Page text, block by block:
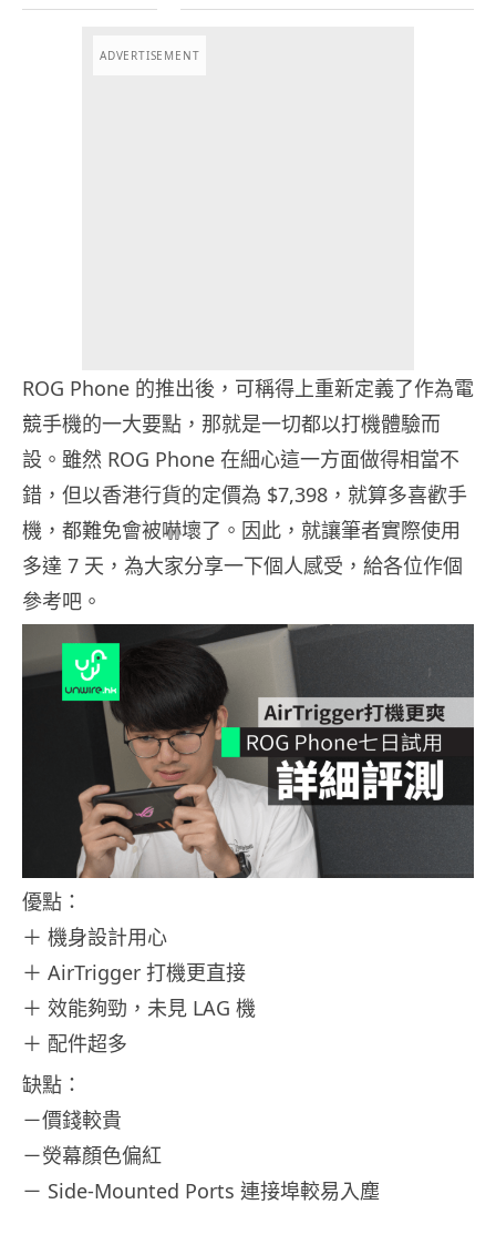
ADVERTISEMENT
ROG Phone 的推出後，可稱得上重新定義了作為電
競手機的一大要點，那就是一切都以打機體驗而
設。雖然 ROG Phone 在細心這一方面做得相當不
錯，但以香港行貨的定價為 $7,398，就算多喜歡手
機，都難免會被嚇壞了。因此，就讓筆者實際使用
多達 7 天，為大家分享一下個人感受，給各位作個
參考吧。
優點：
＋ 機身設計用心
＋ AirTrigger 打機更直接
＋ 效能夠勁，未見 LAG 機
＋ 配件超多
缺點：
－價錢較貴
－熒幕顏色偏紅
－ Side-Mounted Ports 連接埠較易入塵